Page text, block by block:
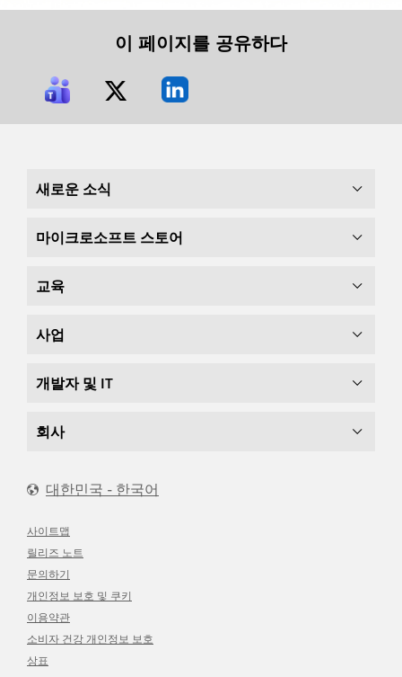
이 페이지를 공유하다
새로운 소식
마이크로소프트 스토어
교육
사업
개발자 및 IT
회사
대한민국 - 한국어
사이트맵
릴리즈 노트
문의하기
개인정보 보호 및 쿠키
이용약관
소비자 건강 개인정보 보호
상표